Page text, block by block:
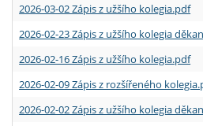
2026-03-02 Zápis z užšího kolegia.pdf
2026-02-23 Zápis z užšího kolegia
2026-02-16 Zápis z užšího kolegia.pdf
2026-02-09 Zápis z rozšířeného
2026-02-02 Zápis z užšího kolegia